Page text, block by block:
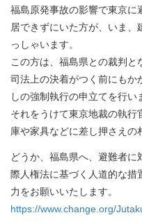
福島原発事故の影響で東京に
居できずにいた方が、いま、
っしゃいます。
この方は、福島県との裁判と
司法上の決着がつく前にもか
しの強制執行の申立てを行い
それをうけて東京地裁の執
庫や家具などに差し押さえの
どうか、福島県へ、避難者
際人権法に基づく人道的な措
力をお願いいたします。
https://www.change.org/